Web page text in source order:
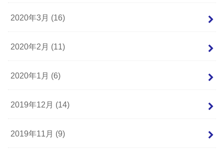
2020年3月 (16)
2020年2月 (11)
2020年1月 (6)
2019年12月 (14)
2019年11月 (9)